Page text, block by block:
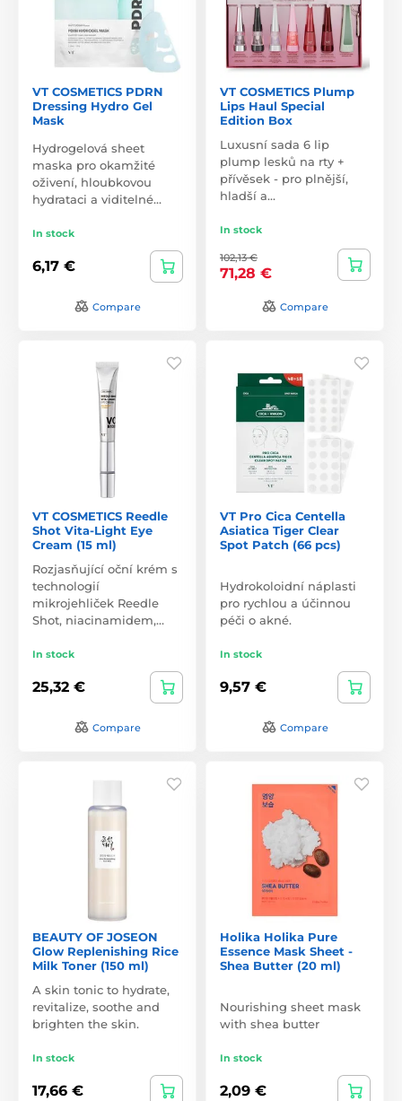
VT COSMETICS PDRN
Dressing Hydro Gel
Mask
Hydrogelová sheet
maska pro okamžité
oživení, hloubkovou
hydrataci a viditelné…
In stock
6,17 €
Compare
VT COSMETICS Plump
Lips Haul Special
Edition Box
Luxusní sada 6 lip
plump lesků na rty +
přívěsek - pro plnější,
hladší a…
In stock
102,13 €
71,28 €
Compare
VT COSMETICS Reedle
Shot Vita-Light Eye
Cream (15 ml)
Rozjasňující oční krém s
technologií
mikrojehliček Reedle
Shot, niacinamidem,…
In stock
25,32 €
Compare
VT Pro Cica Centella
Asiatica Tiger Clear
Spot Patch (66 pcs)
Hydrokoloidní náplasti
pro rychlou a účinnou
péči o akné.
In stock
9,57 €
Compare
BEAUTY OF JOSEON
Glow Replenishing Rice
Milk Toner (150 ml)
A skin tonic to hydrate,
revitalize, soothe and
brighten the skin.
In stock
17,66 €
Holika Holika Pure
Essence Mask Sheet -
Shea Butter (20 ml)
Nourishing sheet mask
with shea butter
In stock
2,09 €